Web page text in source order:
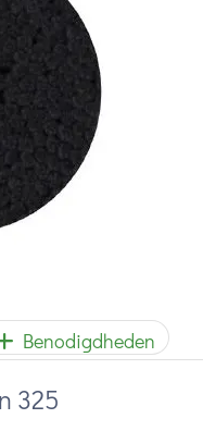
Benodigdheden
325